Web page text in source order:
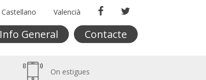
Castellano Valencià
Info General Contacte
On estigues